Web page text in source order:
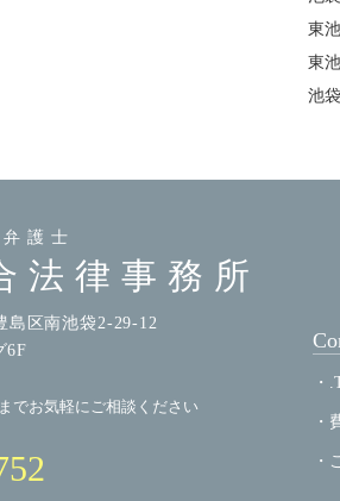
東
東
池
護士
法律事務所
島区南池袋2-29-12
6F
でお気軽にご相談ください